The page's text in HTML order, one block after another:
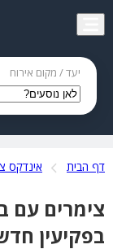
יעד / מקום אירוח
דף הבית אינדקס
צימרים עם
בפקיעין